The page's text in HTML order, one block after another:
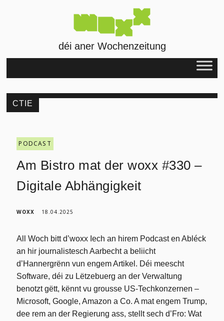
déi aner Wochenzeitung
CTIE
PODCAST
Am Bistro mat der woxx #330 –
Digitale Abhängigkeit
WOXX 18.04.2025
All Woch bitt d’woxx Iech an hirem Podcast en Abléck
an hir journalistesch Aarbecht a beliicht
d’Hannergrënn vun engem Artikel. Déi meescht
Software, déi zu Lëtzebuerg an der Verwaltung
benotzt gëtt, kënnt vu grousse US-Techkonzernen –
Microsoft, Google, Amazon a Co. A mat engem Trump,
dee rem an der Regierung ass, stellt sech d’Fro: Wat